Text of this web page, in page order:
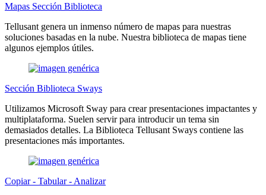
Mapas Sección Biblioteca
Tellusant genera un inmenso número de mapas para nuestras
soluciones basadas en la nube. Nuestra biblioteca de mapas tiene
algunos ejemplos útiles.
Sección Biblioteca Sways
Utilizamos Microsoft Sway para crear presentaciones impactantes y
multiplataforma. Suelen servir para introducir un tema sin
demasiados detalles. La Biblioteca Tellusant Sways contiene las
presentaciones más importantes.
Copiar - Tabular - Analizar